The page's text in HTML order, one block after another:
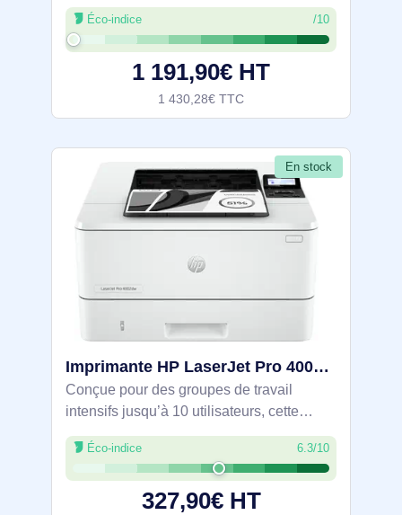
Nombre de cartouches d'impression: 4,
Cycle de service (Maximum): 75000 pages
par mois. Résolution maximale: 600 x 600
Éco-indice /10
1 191,90€ HT
1 430,28€ TTC
En stock
Imprimante HP LaserJet Pro 4002dw - 2Z606F#B19
Conçue pour des groupes de travail
intensifs jusqu’à 10 utilisateurs, cette
imprimante laser mono A4 atteint 40 ppm
avec recto-verso automatique.
Connectivité Ethernet, Wi-Fi, Wi-Fi Direct
Éco-indice 6.3/10
327,90€ HT